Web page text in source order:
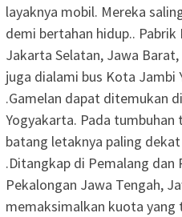
layaknya mobil. Mereka
demi bertahan hidup..
Jakarta Selatan, Jawa Barat,
juga dialami bus Kota Jambi
.Gamelan dapat ditemukan
Yogyakarta. Pada
batang letaknya paling
.Ditangkap di Pemalang dan
Pekalongan Jawa Tengah,
memaksimalkan kuota yang